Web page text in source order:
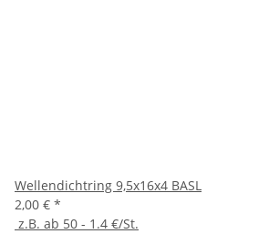
Wellendichtring 9,5x16x4 BASL
2,00 € *
z.B. ab 50 - 1.4 €/St.